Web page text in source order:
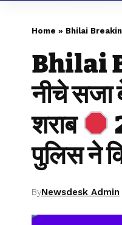
Home » Bhilai
Bhilai
नीचे सजा
शराब
पुलिस ने
ByNewsdesk Admin